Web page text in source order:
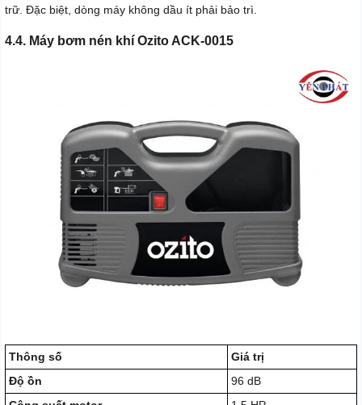
trữ. Đặc biệt, dòng máy không dầu ít phải bảo trì.
4.4. Máy bơm nén khí Ozito ACK-0015
Thông số
Giá trị
Độ ồn
96 dB